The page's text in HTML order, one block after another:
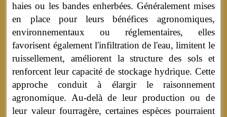
haies ou les bandes enherbées. Généralement mises
en place pour leurs bénéfices agronomiques,
environnementaux ou réglementaires, elles
favorisent également l'infiltration de l'eau, limitent le
ruissellement, améliorent la structure des sols et
renforcent leur capacité de stockage hydrique. Cette
approche conduit à élargir le raisonnement
agronomique. Au-delà de leur production ou de
leur valeur fourragère, certaines espèces pourraient